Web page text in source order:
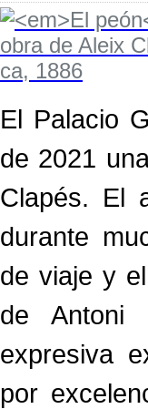
El Palacio
de 2021
Clapés. El
durante
de viaje y
de Antoni
expresiva
por